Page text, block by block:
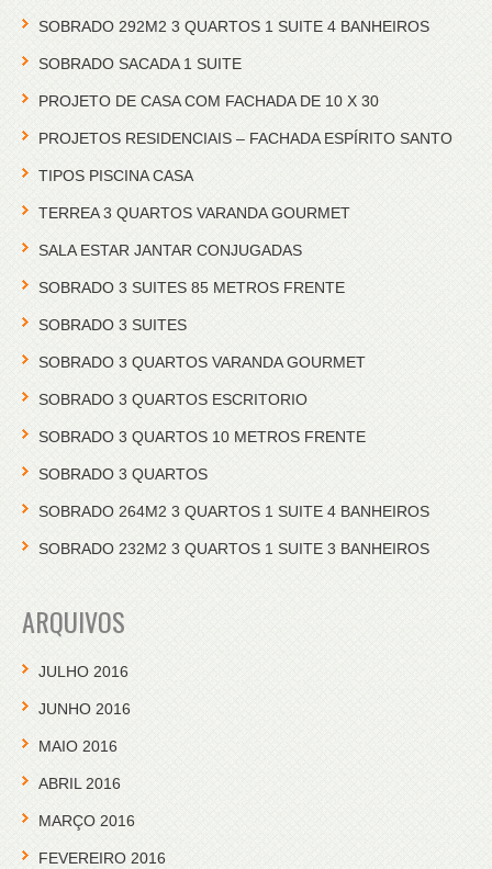
SOBRADO 292M2 3 QUARTOS 1 SUITE 4 BANHEIROS
SOBRADO SACADA 1 SUITE
PROJETO DE CASA COM FACHADA DE 10 X 30
PROJETOS RESIDENCIAIS – FACHADA ESPÍRITO SANTO
TIPOS PISCINA CASA
TERREA 3 QUARTOS VARANDA GOURMET
SALA ESTAR JANTAR CONJUGADAS
SOBRADO 3 SUITES 85 METROS FRENTE
SOBRADO 3 SUITES
SOBRADO 3 QUARTOS VARANDA GOURMET
SOBRADO 3 QUARTOS ESCRITORIO
SOBRADO 3 QUARTOS 10 METROS FRENTE
SOBRADO 3 QUARTOS
SOBRADO 264M2 3 QUARTOS 1 SUITE 4 BANHEIROS
SOBRADO 232M2 3 QUARTOS 1 SUITE 3 BANHEIROS
ARQUIVOS
JULHO 2016
JUNHO 2016
MAIO 2016
ABRIL 2016
MARÇO 2016
FEVEREIRO 2016